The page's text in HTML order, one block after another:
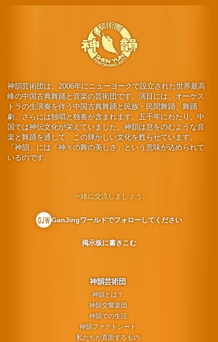
神韻芸術団は、2006年にニューヨークで設立された世界最高
峰の中国古典舞踊と音楽の芸術団です。演目には、オーケス
トラの生演奏を伴う中国古典舞踊と民族・民間舞踊、舞踊
劇、さらには独唱と独奏が含まれます。五千年にわたり、中
国では神伝文化が栄えていました。神韻は息をのむような音
楽と舞踊を通して、この輝かしい文化を甦らせています。
「神韻」には「神々の舞の美しさ」という意味が込められて
いるのです。
神韻芸術団
神韻とは？
神韻交響楽団
神韻での生活
神韻ファクトシート
私たちが直面するもの
一緒に交流しましょう:
GanJingワールドでフォローしてください
掲示板に書きこむ